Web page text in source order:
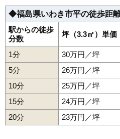
43 植田町 16万円
44 小名浜寺廻町 16万円
45 平鎌田 16万円
46 好間町中好間 15万円
47 泉町滝尻 15万円
48 常磐湯本町
49 四倉町
50 後田町
◆福島県いわき市平の徒歩距
駅からの徒歩
分数
坪（3.3㎡）単価
1分
30万円／坪
5分
26万円／坪
10分
25万円／坪
15分
24万円／坪
20分
23万円／坪